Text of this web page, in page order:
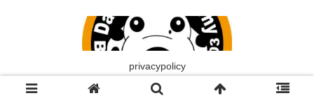
privacypolicy
© 愉快なダルメシアン.